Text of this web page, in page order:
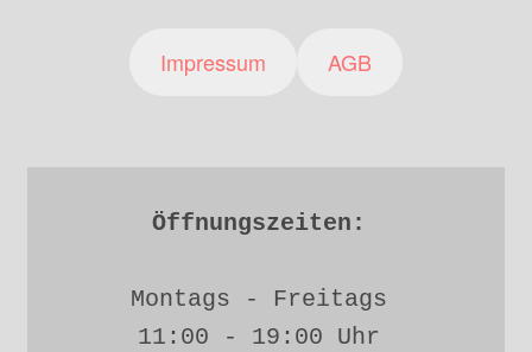
Impressum AGB
Öffnungszeiten:
Montags - Freitags
11:00 - 19:00 Uhr